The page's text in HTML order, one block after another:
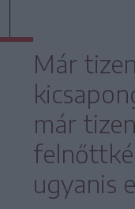
Már
már
ugyanis